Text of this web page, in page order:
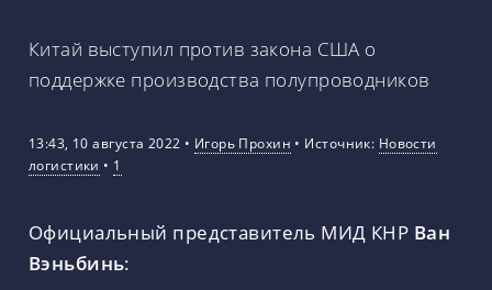
Китай выступил против закона США о
поддержке производства полупроводников
13:43, 10 августа 2022 • Игорь Прохин • Источник: Новости
логистики • 1
Официальный представитель МИД КНР Ван
Вэньбинь: